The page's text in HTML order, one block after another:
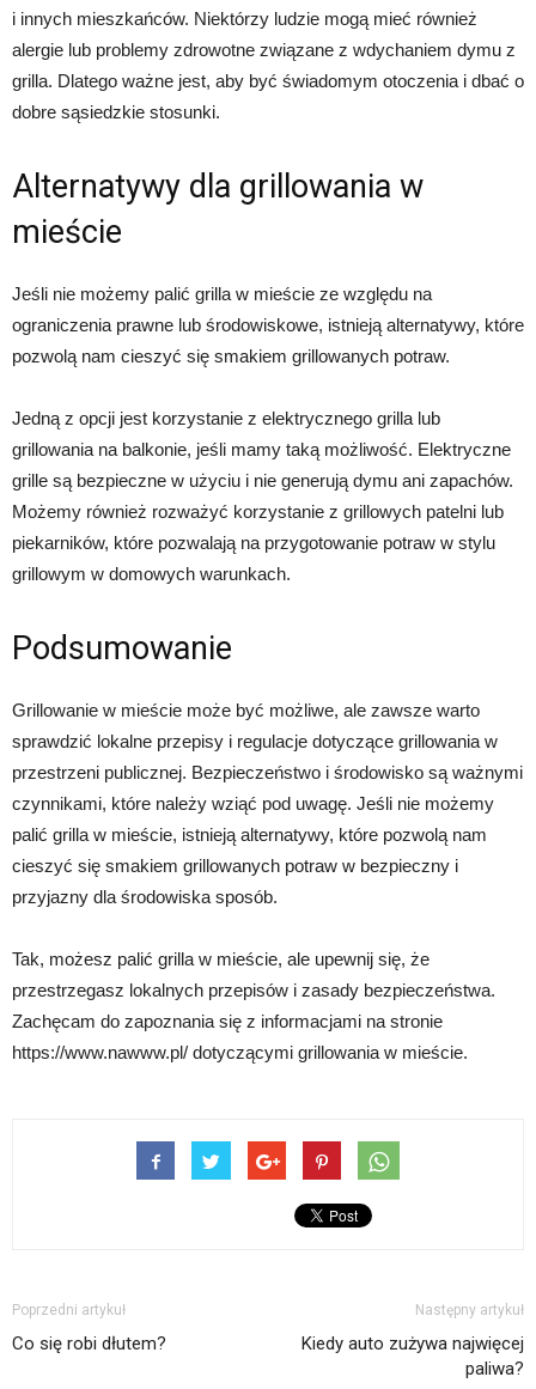
i innych mieszkańców. Niektórzy ludzie mogą mieć również
alergie lub problemy zdrowotne związane z wdychaniem dymu z
grilla. Dlatego ważne jest, aby być świadomym otoczenia i dbać o
dobre sąsiedzkie stosunki.
Alternatywy dla grillowania w
mieście
Jeśli nie możemy palić grilla w mieście ze względu na
ograniczenia prawne lub środowiskowe, istnieją alternatywy, które
pozwolą nam cieszyć się smakiem grillowanych potraw.
Jedną z opcji jest korzystanie z elektrycznego grilla lub
grillowania na balkonie, jeśli mamy taką możliwość. Elektryczne
grille są bezpieczne w użyciu i nie generują dymu ani zapachów.
Możemy również rozważyć korzystanie z grillowych patelni lub
piekarników, które pozwalają na przygotowanie potraw w stylu
grillowym w domowych warunkach.
Podsumowanie
Grillowanie w mieście może być możliwe, ale zawsze warto
sprawdzić lokalne przepisy i regulacje dotyczące grillowania w
przestrzeni publicznej. Bezpieczeństwo i środowisko są ważnymi
czynnikami, które należy wziąć pod uwagę. Jeśli nie możemy
palić grilla w mieście, istnieją alternatywy, które pozwolą nam
cieszyć się smakiem grillowanych potraw w bezpieczny i
przyjazny dla środowiska sposób.
Tak, możesz palić grilla w mieście, ale upewnij się, że
przestrzegasz lokalnych przepisów i zasady bezpieczeństwa.
Zachęcam do zapoznania się z informacjami na stronie
https://www.nawww.pl/ dotyczącymi grillowania w mieście.
Poprzedni artykuł
Co się robi dłutem?
Następny artykuł
Kiedy auto zużywa najwięcej
paliwa?